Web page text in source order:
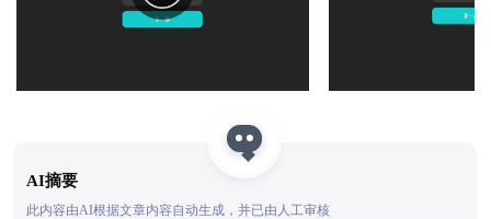
AI摘要
此内容由AI根据文章内容自动生成，并已由人工审核